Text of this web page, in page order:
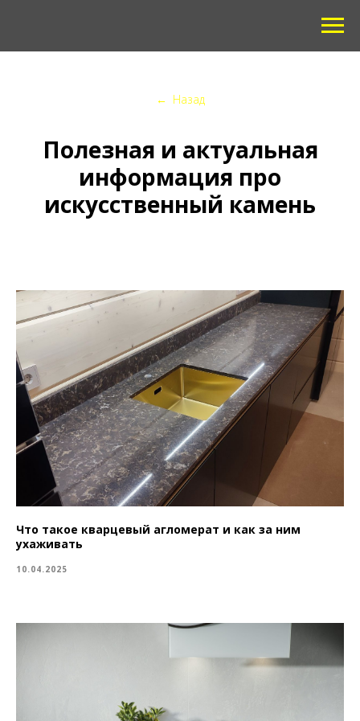
← Назад
Полезная и актуальная
информация про
искусственный камень
Что такое кварцевый агломерат и как за ним
ухаживать
10.04.2025